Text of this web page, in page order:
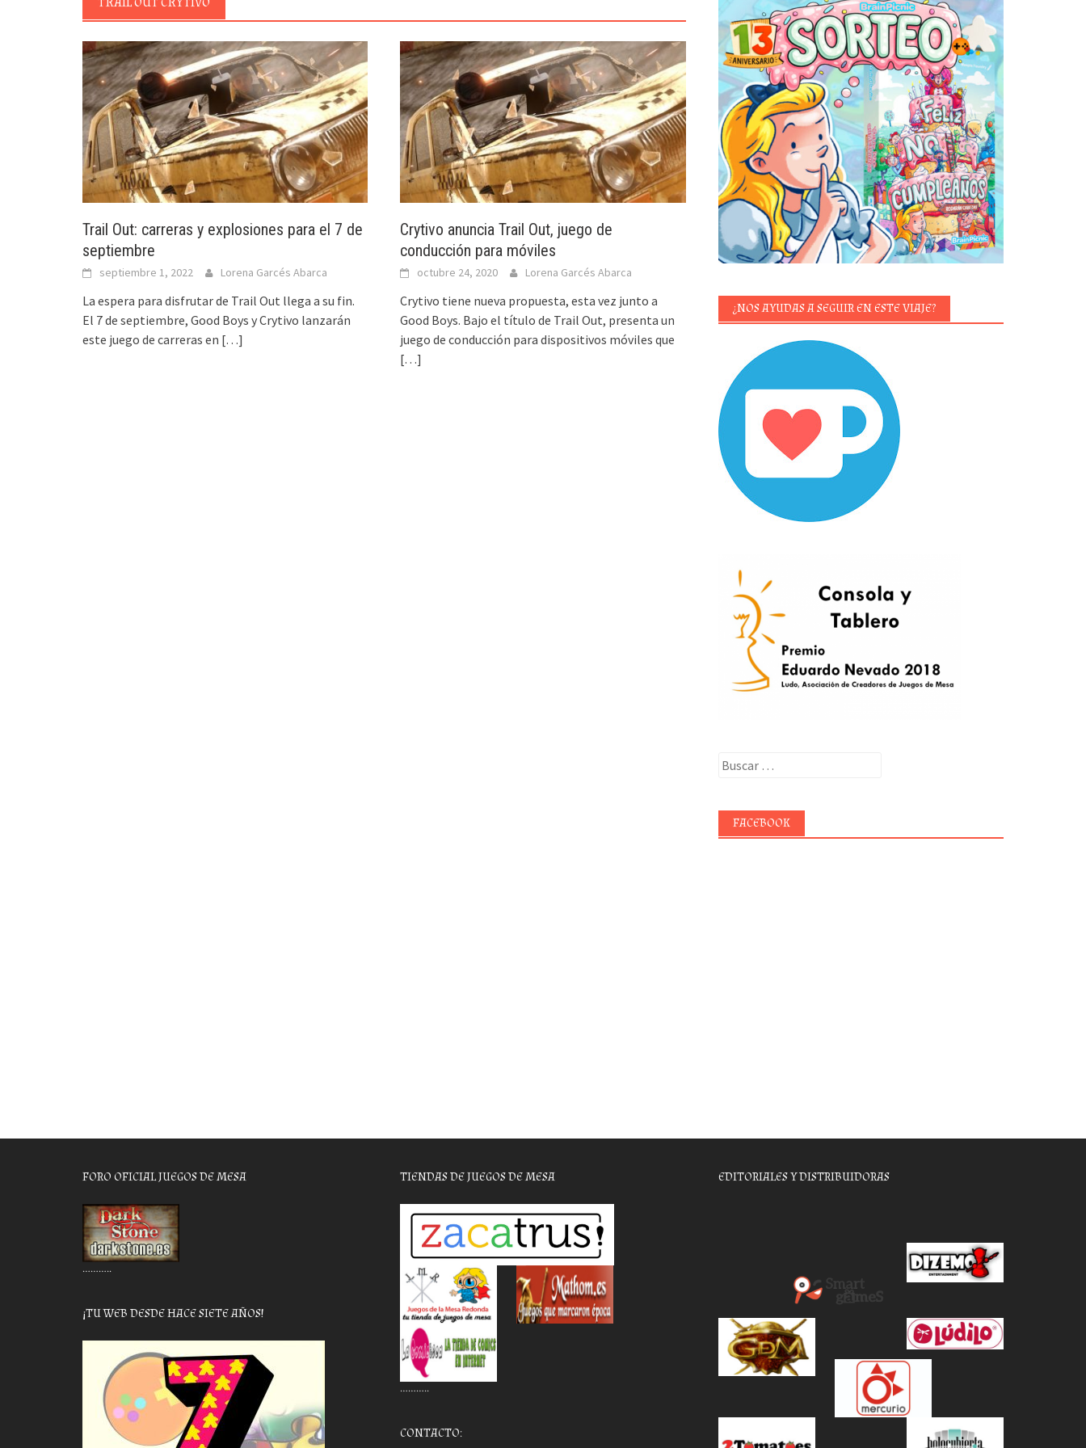
Trail Out: carreras y explosiones para el 7 de
septiembre
septiembre 1, 2022 Lorena Garcés Abarca
La espera para disfrutar de Trail Out llega a su fin.
El 7 de septiembre, Good Boys y Crytivo lanzarán
este juego de carreras en […]
Crytivo anuncia Trail Out, juego de
conducción para móviles
octubre 24, 2020 Lorena Garcés Abarca
Crytivo tiene nueva propuesta, esta vez junto a
Good Boys. Bajo el título de Trail Out, presenta un
juego de conducción para dispositivos móviles que
[…]
¿NOS AYUDAS A SEGUIR EN ESTE VIAJE?
Buscar:
FACEBOOK
FORO OFICIAL JUEGOS DE MESA
………..
¡TU WEB DESDE HACE SIETE AÑOS!
TIENDAS DE JUEGOS DE MESA
………..
CONTACTO:
EDITORIALES Y DISTRIBUIDORAS